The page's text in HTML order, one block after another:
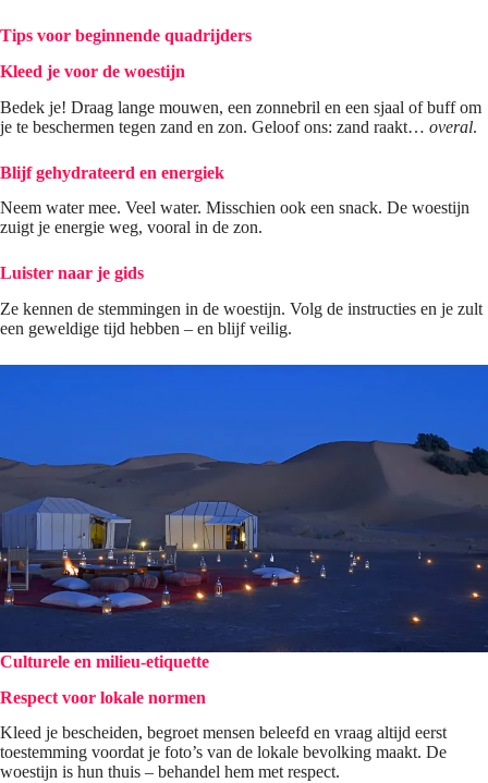
Tips voor beginnende quadrijders
Kleed je voor de woestijn
Bedek je! Draag lange mouwen, een zonnebril en een sjaal of buff om
je te beschermen tegen zand en zon. Geloof ons: zand raakt… overal.
Blijf gehydrateerd en energiek
Neem water mee. Veel water. Misschien ook een snack. De woestijn
zuigt je energie weg, vooral in de zon.
Luister naar je gids
Ze kennen de stemmingen in de woestijn. Volg de instructies en je zult
een geweldige tijd hebben – en blijf veilig.
Culturele en milieu-etiquette
Respect voor lokale normen
Kleed je bescheiden, begroet mensen beleefd en vraag altijd eerst
toestemming voordat je foto’s van de lokale bevolking maakt. De
woestijn is hun thuis – behandel hem met respect.